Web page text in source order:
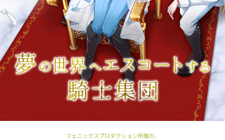
フェニックスプロダクション所属の、